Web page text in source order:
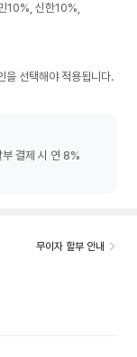
10%, 신한10%,
을 선택해야 적용됩니다.
결제 시 연 8%
무이자 할부 안내